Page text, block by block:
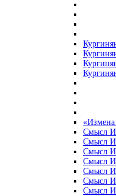
«Измена
Смысл
Смысл
Смысл
Смысл
Смысл
Смысл
Смысл